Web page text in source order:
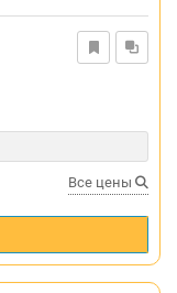
Все цены